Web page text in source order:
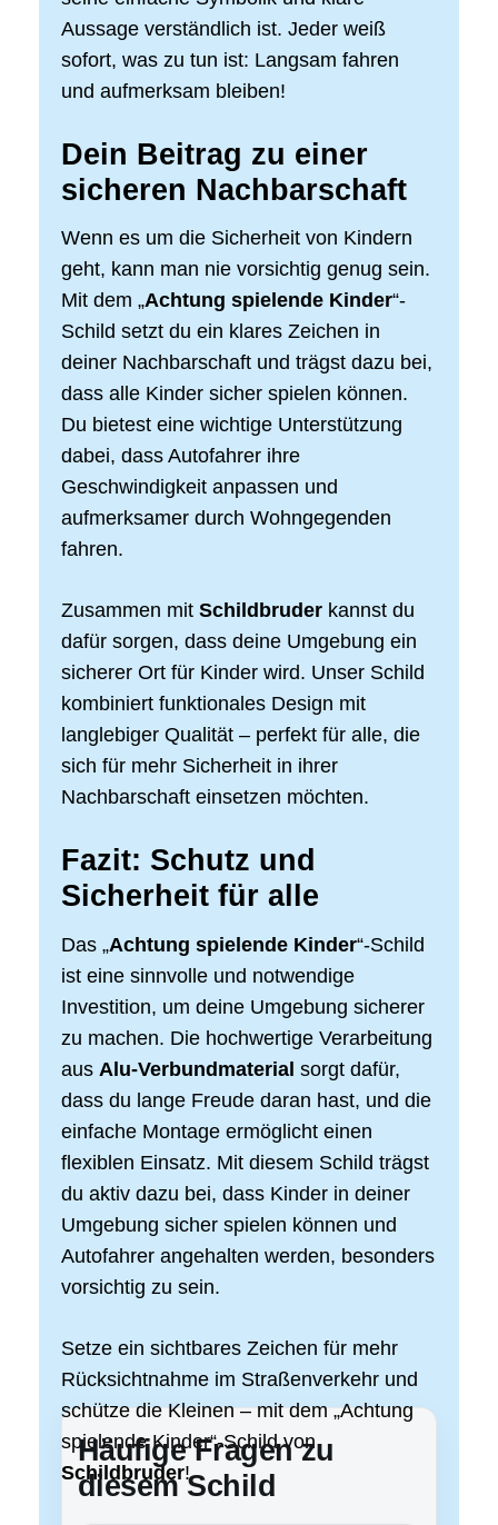
Aussage verständlich ist. Jeder weiß
sofort, was zu tun ist: Langsam fahren
und aufmerksam bleiben!
Dein Beitrag zu einer
sicheren Nachbarschaft
Wenn es um die Sicherheit von Kindern
geht, kann man nie vorsichtig genug sein.
Mit dem „Achtung spielende Kinder“-
Schild setzt du ein klares Zeichen in
deiner Nachbarschaft und trägst dazu bei,
dass alle Kinder sicher spielen können.
Du bietest eine wichtige Unterstützung
dabei, dass Autofahrer ihre
Geschwindigkeit anpassen und
aufmerksamer durch Wohngegenden
fahren.
Zusammen mit Schildbruder kannst du
dafür sorgen, dass deine Umgebung ein
sicherer Ort für Kinder wird. Unser Schild
kombiniert funktionales Design mit
langlebiger Qualität – perfekt für alle, die
sich für mehr Sicherheit in ihrer
Nachbarschaft einsetzen möchten.
Fazit: Schutz und
Sicherheit für alle
Das „Achtung spielende Kinder“-Schild
ist eine sinnvolle und notwendige
Investition, um deine Umgebung sicherer
zu machen. Die hochwertige Verarbeitung
aus Alu-Verbundmaterial sorgt dafür,
dass du lange Freude daran hast, und die
einfache Montage ermöglicht einen
flexiblen Einsatz. Mit diesem Schild trägst
du aktiv dazu bei, dass Kinder in deiner
Umgebung sicher spielen können und
Autofahrer angehalten werden, besonders
vorsichtig zu sein.
Setze ein sichtbares Zeichen für mehr
Rücksichtnahme im Straßenverkehr und
schütze die Kleinen – mit dem „Achtung
spielende Kinder“-Schild von
Schildbruder!
Häufige Fragen zu
diesem Schild